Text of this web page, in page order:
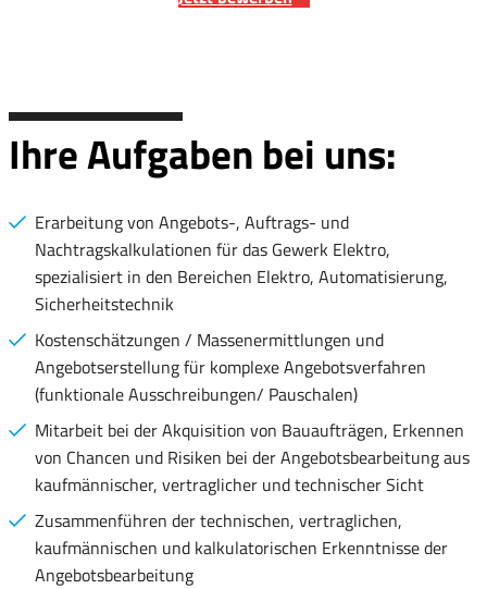
Ihre Aufgaben bei uns:
Erarbeitung von Angebots-, Auftrags- und
Nachtragskalkulationen für das Gewerk Elektro,
spezialisiert in den Bereichen Elektro, Automatisierung,
Sicherheitstechnik
Kostenschätzungen / Massenermittlungen und
Angebotserstellung für komplexe Angebotsverfahren
(funktionale Ausschreibungen/ Pauschalen)
Mitarbeit bei der Akquisition von Bauaufträgen, Erkennen
von Chancen und Risiken bei der Angebotsbearbeitung aus
kaufmännischer, vertraglicher und technischer Sicht
Zusammenführen der technischen, vertraglichen,
kaufmännischen und kalkulatorischen Erkenntnisse der
Angebotsbearbeitung